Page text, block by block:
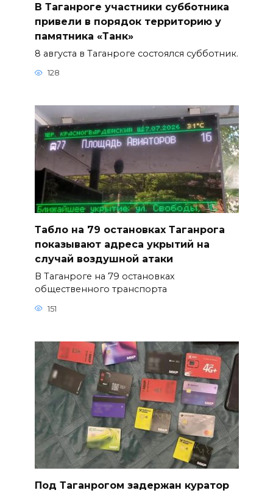
В Таганроге участники субботника
привели в порядок территорию у
памятника «Танк»
8 августа в Таганроге состоялся субботник.
128
Табло на 79 остановках Таганрога
показывают адреса укрытий на
случай воздушной атаки
В Таганроге на 79 остановках
общественного транспорта
151
Под Таганрогом задержан куратор